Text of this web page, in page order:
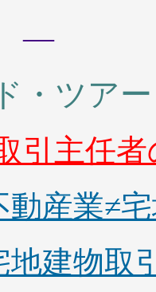
―
・ツアー
引主任
動産業≠
地建物取